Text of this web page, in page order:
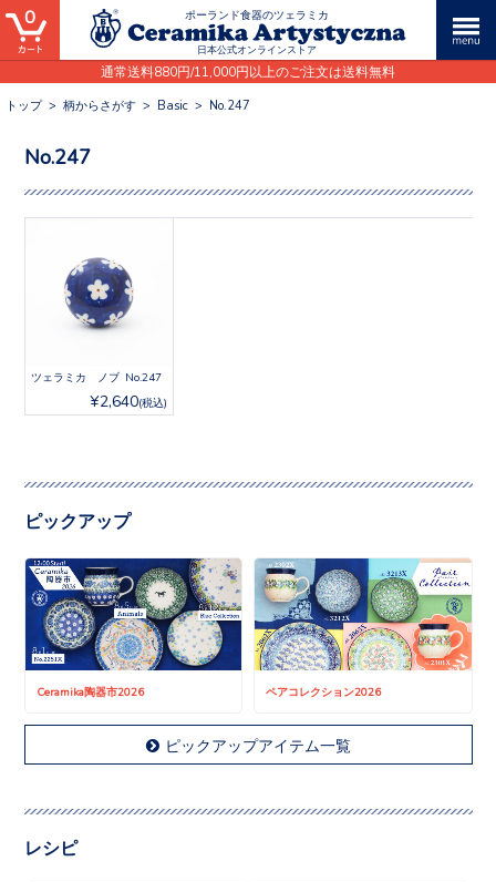
ポーランド食器のツェラミカ
日本公式オンラインストア
通常送料880円/11,000円以上のご注文は送料無料
0
トップ> 柄からさがす > Basic > No.247
No.247
ツェラミカ ノブ No.247
¥2,640(税込)
ピックアップ
Ceramika陶器市2026 ペアコレクション2026
ピックアップアイテム一覧
レシピ